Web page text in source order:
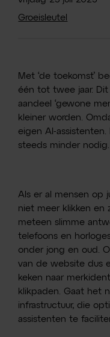
Groeisleutel
Met ‘de toekomst’
één tot twee jaar.
aandeel ‘gewone
kleiner worden.
eigen AI-assistenten.
steeds minder nodig.
Als er al mensen op
niet meer klikken en
meteen slimme
telefoons en
onder jong en oud.
van de website dus
keken naar
klikpaden. Gaat het
infrastructuur, die
assistenten te